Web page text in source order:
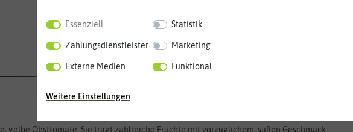
gelbe Obsttomate. Sie trägt zahlreiche Früchte mit vorzüglichem, süßen Geschmack.
Essenziell Statistik
Zahlungsdienstleister Marketing
Externe Medien Funktional
Weitere Einstellungen